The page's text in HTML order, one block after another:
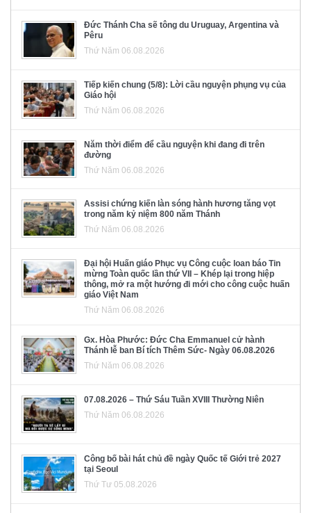
Đức Thánh Cha sẽ tông du Uruguay, Argentina và
Pêru
Thứ Năm 06.08.2026
Tiếp kiến chung (5/8): Lời cầu nguyện phụng vụ của
Giáo hội
Thứ Năm 06.08.2026
Năm thời điểm để cầu nguyện khi đang đi trên
đường
Thứ Năm 06.08.2026
Assisi chứng kiến làn sóng hành hương tăng vọt
trong năm kỷ niệm 800 năm Thánh
Thứ Năm 06.08.2026
Đại hội Huấn giáo Phục vụ Công cuộc loan báo Tin
mừng Toàn quốc lần thứ VII – Khép lại trong hiệp
thông, mở ra một hướng đi mới cho công cuộc huấn
giáo Việt Nam
Thứ Năm 06.08.2026
Gx. Hòa Phước: Đức Cha Emmanuel cử hành
Thánh lễ ban Bí tích Thêm Sức- Ngày 06.08.2026
Thứ Năm 06.08.2026
07.08.2026 – Thứ Sáu Tuần XVIII Thường Niên
Thứ Năm 06.08.2026
Công bố bài hát chủ đề ngày Quốc tế Giới trẻ 2027
tại Seoul
Thứ Tư 05.08.2026